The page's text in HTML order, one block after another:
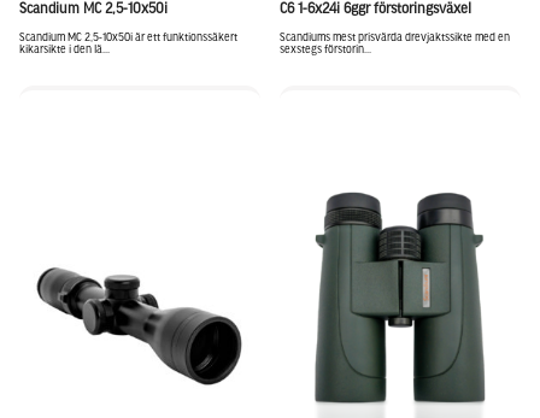
Scandium MC 2,5-10x50i
Scandium MC 2,5-10x50i är ett funktionssäkert
kikarsikte i den lä...
C6 1-6x24i 6ggr förstoringsväxel
Scandiums mest prisvärda drevjaktssikte med en
sexstegs förstorin...